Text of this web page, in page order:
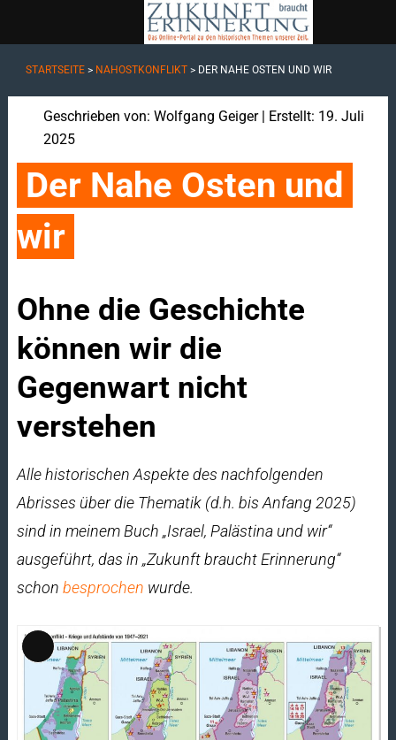
STARTSEITE> NAHOSTKONFLIKT> DER NAHE OSTEN UND WIR
Geschrieben von: Wolfgang Geiger| Erstellt: 19. Juli
2025
Der Nahe Osten und
wir
Ohne die Geschichte
können wir die
Gegenwart nicht
verstehen
Alle historischen Aspekte des nachfolgenden
Abrisses über die Thematik (d.h. bis Anfang 2025)
sind in meinem Buch „Israel, Palästina und wir“
ausgeführt, das in „Zukunft braucht Erinnerung“
schon besprochen wurde.
Lange
Beschreibung